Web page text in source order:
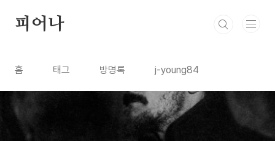
피어나
홈 태그 방명록 j-young84